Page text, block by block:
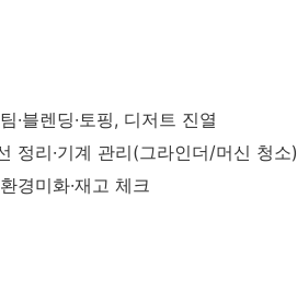
·블렌딩·토핑, 디저트 진열
정리·기계 관리(그라인더/머신 청소)
경미화·재고 체크